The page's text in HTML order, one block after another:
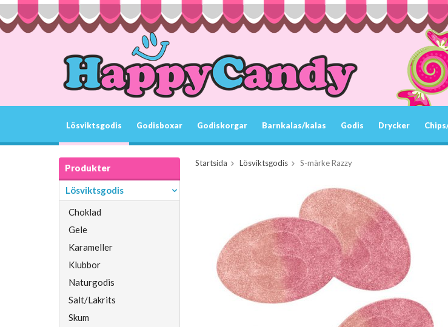
Lösviktsgodis Godisboxar Godiskorgar Barnkalas/kalas Godis Drycker
Produkter
Lösviktsgodis
Choklad
Gele
Karameller
Klubbor
Naturgodis
Salt/Lakrits
Skum
Startsida Lösviktsgodis S-märke Razzy